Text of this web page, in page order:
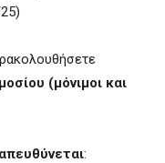
(μόνιμοι και
απευθύνεται: